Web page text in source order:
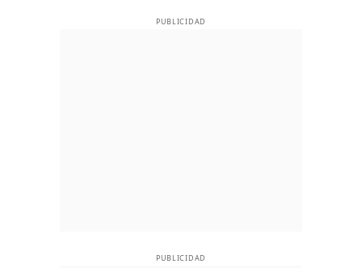
PUBLICIDAD
PUBLICIDAD